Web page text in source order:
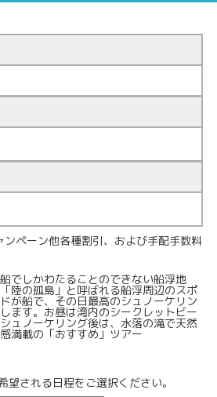
ペーン他各種割引、および手配手数料
でしかわたることのできない船浮地
陸の孤島」と呼ばれる船浮周辺のスポ
が船で、その日最高のシュノーケリン
ます。お昼は湾内のシークレットビー
ュノーケリング後は、水落の滝で天然
満載の「おすすめ」ツアー
望される日程をご選択ください。